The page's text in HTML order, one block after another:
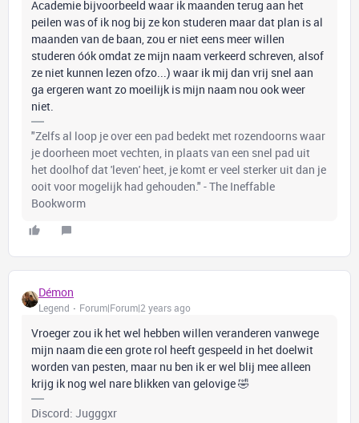
Academie bijvoorbeeld waar ik maanden terug aan het
peilen was of ik nog bij ze kon studeren maar dat plan is al
maanden van de baan, zou er niet eens meer willen
studeren óók omdat ze mijn naam verkeerd schreven, alsof
ze niet kunnen lezen ofzo...) waar ik mij dan vrij snel aan
ga ergeren want zo moeilijk is mijn naam nou ook weer
niet.
"Zelfs al loop je over een pad bedekt met rozendoorns waar
je doorheen moet vechten, in plaats van een snel pad uit
het doolhof dat 'leven' heet, je komt er veel sterker uit dan je
ooit voor mogelijk had gehouden." - The Ineffable
Bookworm
Démon
Legend Forum|Forum|2 years ago
Vroeger zou ik het wel hebben willen veranderen vanwege
mijn naam die een grote rol heeft gespeeld in het doelwit
worden van pesten, maar nu ben ik er wel blij mee alleen
krijg ik nog wel nare blikken van gelovige 🤣
Discord: Jugggxr